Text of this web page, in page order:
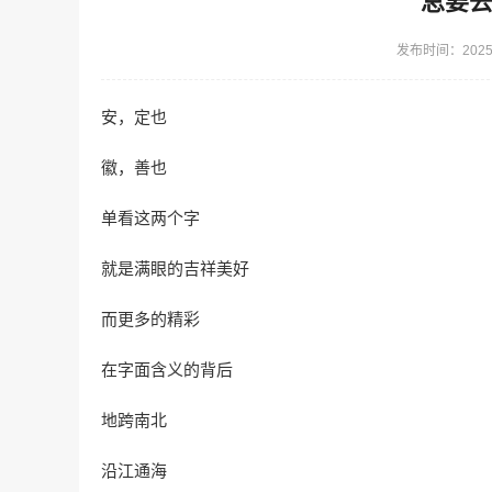
发布时间：
安，定也
徽，善也
单看这两个字
就是满眼的吉祥美好
而更多的精彩
在字面含义的背后
地跨南北
沿江通海